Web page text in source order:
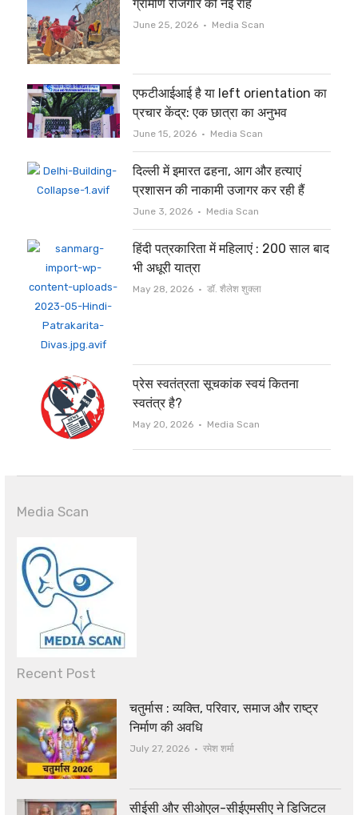
ग्रामीण रोजगार की नई राह
June 25, 2026 Author
Media Scan
एफटीआईआई है या left orientation का
प्रचार केंद्र: एक छात्रा का अनुभव
June 15, 2026 Author
Media Scan
दिल्ली में इमारत ढहना, आग और हत्याएं
प्रशासन की नाकामी उजागर कर रही हैं
June 3, 2026 Author
Media Scan
हिंदी पत्रकारिता में महिलाएं : 200 साल बाद
भी अधूरी यात्रा
May 28, 2026 Author
डॉ. शैलेश शुक्ला
प्रेस स्वतंत्रता सूचकांक स्वयं कितना
स्वतंत्र है?
May 20, 2026 Author
Media Scan
Media Scan
Recent Post
चतुर्मास : व्यक्ति, परिवार, समाज और राष्ट्र
निर्माण की अवधि
July 27, 2026 Author
रमेश शर्मा
सीईसी और सीओएल-सीईएमसीए ने डिजिटल